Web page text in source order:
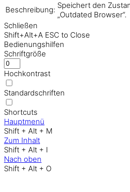
Beschreibung: Speichert den
„Outdated Browser“.
Schließen
Shift+Alt+A ESC to Close
Bedienungshilfen
Schriftgröße
Hochkontrast
Standardschriften
Shortcuts
Hauptmenü
Shift + Alt + M
Zum Inhalt
Shift + Alt + I
Nach oben
Shift + Alt + O